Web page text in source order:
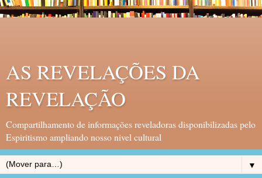
AS REVELAÇÕES DA
REVELAÇÃO
Compartilhamento de informações reveladoras disponibilizadas pelo
Espiritismo ampliando nosso nivel cultural
▼